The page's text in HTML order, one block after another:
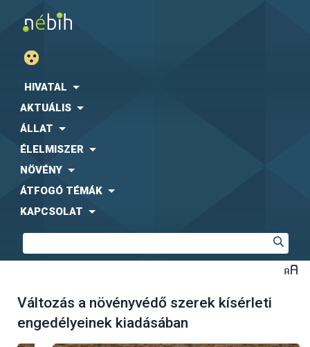
HIVATAL
AKTUÁLIS
ÁLLAT
ÉLELMISZER
NÖVÉNY
ÁTFOGÓ TÉMÁK
KAPCSOLAT
Változás a növényvédő szerek kísérleti
engedélyeinek kiadásában